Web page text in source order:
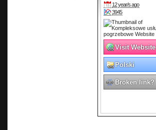
12 year/s ago
3945
Visit Website
Polski
Broken link?